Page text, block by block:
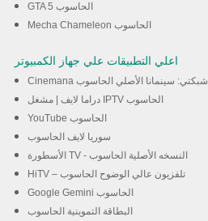
GTA 5 الحاسوب
Mecha Chameleon الحاسوب
اعلي التطبيقات علي جهاز الكمبيوتر
Cinemana شبكتي: سينمانا الأصلي الحاسوب
دراما لايف | مشغل IPTV الحاسوب
YouTube الحاسوب
سوريا لايف الحاسوب
الأسطورة TV - النسخه الأصلية الحاسوب
HiTV – تلفزيون عالي الوضوح الحاسوب
Google Gemini الحاسوب
البطاقة التموينية الحاسوب